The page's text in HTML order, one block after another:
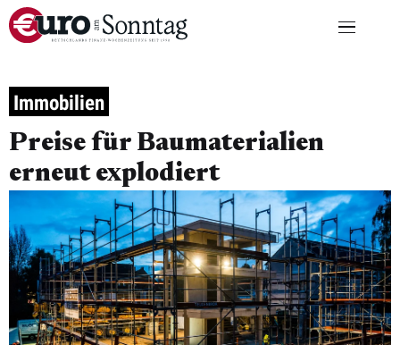
Immobilien
Preise für Baumaterialien
erneut explodiert